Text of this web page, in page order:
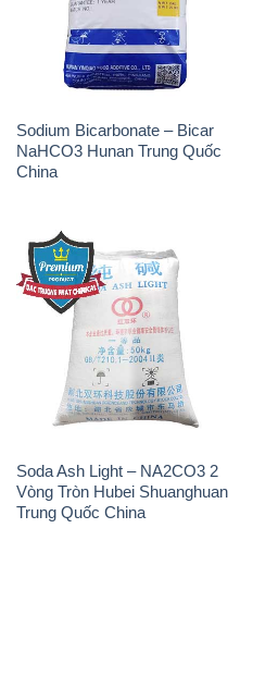
Sodium Bicarbonate – Bicar
NaHCO3 Hunan Trung Quốc
China
Soda Ash Light – NA2CO3 2
Vòng Tròn Hubei Shuanghuan
Trung Quốc China